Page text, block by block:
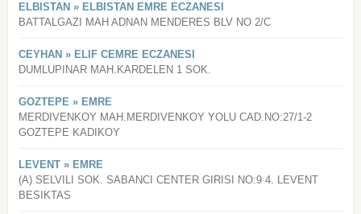
ELBISTAN » ELBISTAN EMRE ECZANESI
BATTALGAZI MAH ADNAN MENDERES BLV NO 2/C
CEYHAN » ELIF CEMRE ECZANESI
DUMLUPINAR MAH.KARDELEN 1 SOK.
GOZTEPE » EMRE
MERDIVENKOY MAH.MERDIVENKOY YOLU CAD.NO:27/1-2
GOZTEPE KADIKOY
LEVENT » EMRE
(A) SELVILI SOK. SABANCI CENTER GIRISI NO:9 4. LEVENT
BESIKTAS